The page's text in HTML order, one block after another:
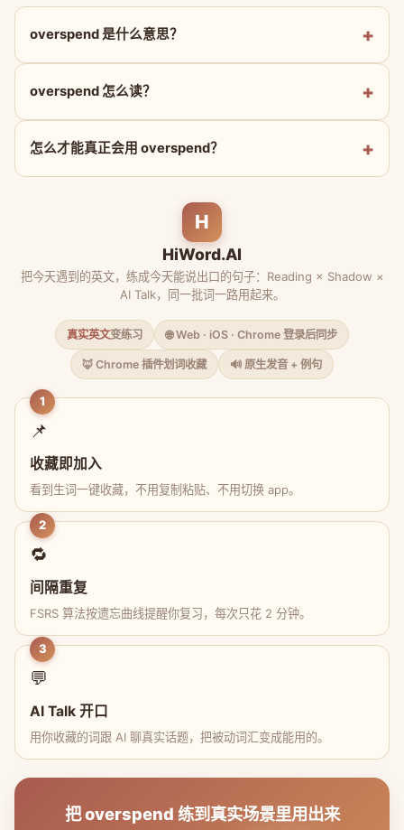
overspend 是什么意思？
overspend 怎么读？
怎么才能真正会用 overspend？
H
HiWord.AI
把今天遇到的英文，练成今天能说出口的句子：Reading × Shadow ×
AI Talk，同一批词一路用起来。
真实英文变练习 🌐 Web · iOS · Chrome 登录后同步
🦊 Chrome 插件划词收藏 🔊 原生发音 + 例句
1
📌
收藏即加入
看到生词一键收藏，不用复制粘贴、不用切换 app。
2
🔁
间隔重复
FSRS 算法按遗忘曲线提醒你复习，每次只花 2 分钟。
3
💬
AI Talk 开口
用你收藏的词跟 AI 聊真实话题，把被动词汇变成能用的。
把 overspend 练到真实场景里用出来